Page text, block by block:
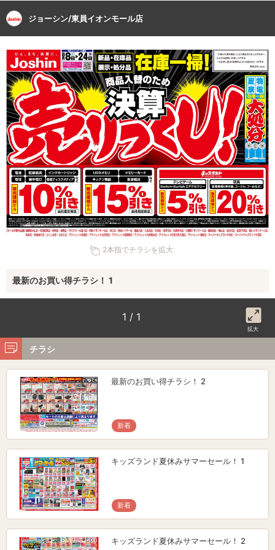
ジョーシン/東員イオンモール店
2本指でチラシを拡大
最新のお買い得チラシ！ 1
1 / 1
拡大
チラシ
最新のお買い得チラシ！ 2
新着
キッズランド夏休みサマーセール！ 1
新着
キッズランド夏休みサマーセール！ 2